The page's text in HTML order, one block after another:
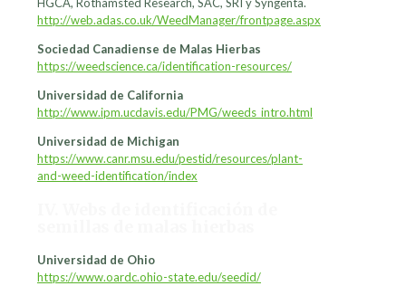
HGCA, Rothamsted Research, SAC, SRI y Syngenta.
http://web.adas.co.uk/WeedManager/frontpage.aspx
Sociedad Canadiense de Malas Hierbas
https://weedscience.ca/identification-resources/
Universidad de California
http://www.ipm.ucdavis.edu/PMG/weeds_intro.html
Universidad de Michigan
https://www.canr.msu.edu/pestid/resources/plant-
and-weed-identification/index
Universidad de Ohio
https://www.oardc.ohio-state.edu/seedid/